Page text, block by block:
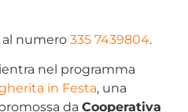
al numero 335 7439804.
nel programma
in Festa, una
da Cooperativa